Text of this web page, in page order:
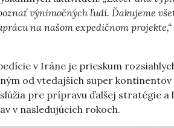
výnimočných ľudí. Ďakujeme
na našom expedičnom projekte,“
v Iráne je prieskum
od vtedajších super kontinentov
pre prípravu ďalšej stratégie a
v nasledujúcich rokoch.